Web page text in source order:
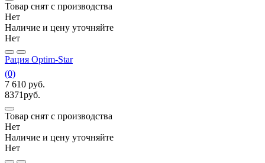
Товар снят с производства
Нет
Наличие и цену уточняйте
Нет
Рация Optim-Star
(0)
7 610 руб.
8371руб.
Товар снят с производства
Нет
Наличие и цену уточняйте
Нет